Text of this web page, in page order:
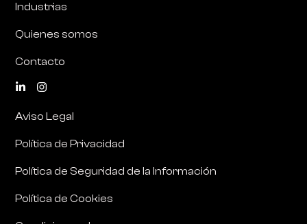
Industrias
Quienes somos
Contacto
Aviso Legal
Política de Privacidad
Política de Seguridad de la Información
Política de Cookies